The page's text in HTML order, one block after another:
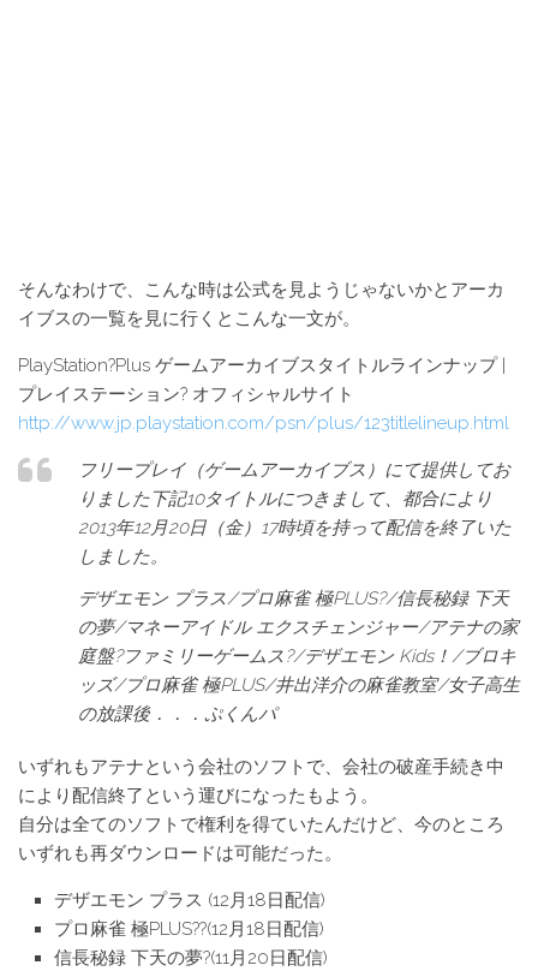
そんなわけで、こんな時は公式を見ようじゃないかとアーカ
イブスの一覧を見に行くとこんな一文が。
PlayStation?Plus ゲームアーカイブスタイトルラインナップ |
プレイステーション? オフィシャルサイト
http://www.jp.playstation.com/psn/plus/123titlelineup.html
フリープレイ（ゲームアーカイブス）にて提供してお
りました下記10タイトルにつきまして、都合により
2013年12月20日（金）17時頃を持って配信を終了いた
しました。
デザエモン プラス/プロ麻雀 極PLUS?/信長秘録 下天
の夢/マネーアイドル エクスチェンジャー/アテナの家
庭盤?ファミリーゲームス?/デザエモン Kids！/ブロキ
ッズ/プロ麻雀 極PLUS/井出洋介の麻雀教室/女子高生
の放課後．．．ぷくんパ
いずれもアテナという会社のソフトで、会社の破産手続き中
により配信終了という運びになったもよう。
自分は全てのソフトで権利を得ていたんだけど、今のところ
いずれも再ダウンロードは可能だった。
デザエモン プラス (12月18日配信)
プロ麻雀 極PLUS??(12月18日配信)
信長秘録 下天の夢?(11月20日配信)